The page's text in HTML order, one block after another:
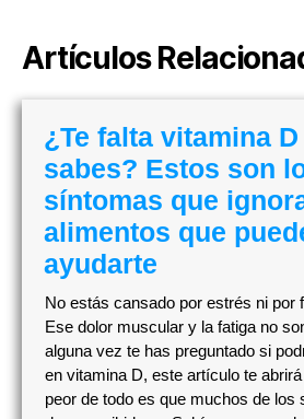
Artículos
¿Te falta vitamina
sabes? Estos son
síntomas que
alimentos que
ayudarte
No estás cansado por estrés ni por
Ese dolor muscular y la fatiga no
alguna vez te has preguntado si
en vitamina D, este artículo te
peor de todo es que muchos de los